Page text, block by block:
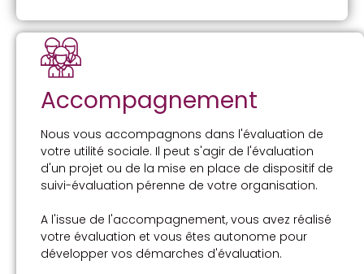
Accompagnement
Nous vous accompagnons dans l'évaluation de
votre utilité sociale. Il peut s'agir de l'évaluation
d'un projet ou de la mise en place de dispositif de
suivi-évaluation pérenne de votre organisation.
A l'issue de l'accompagnement, vous avez réalisé
votre évaluation et vous êtes autonome pour
développer vos démarches d'évaluation.